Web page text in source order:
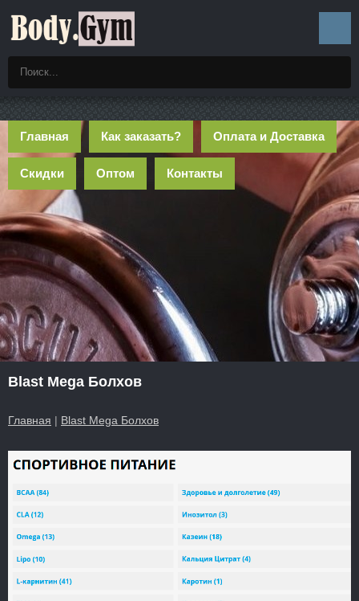
Главная Как заказать? Оплата и Доставка
Скидки Оптом Контакты
Blast Mega Болхов
Главная | Blast Mega Болхов